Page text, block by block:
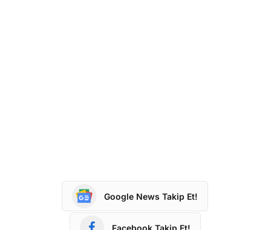
Google News Takip Et!
Facebook Takip Et!